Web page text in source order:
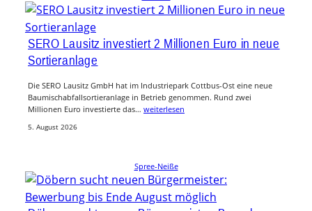
SERO Lausitz investiert 2 Millionen Euro in neue
Sortieranlage
Die SERO Lausitz GmbH hat im Industriepark Cottbus-Ost eine neue
Baumischabfallsortieranlage in Betrieb genommen. Rund zwei
Millionen Euro investierte das… weiterlesen
5. August 2026
Spree-Neiße